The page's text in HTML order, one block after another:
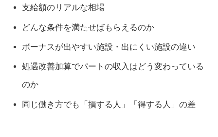
支給額のリアルな相場
どんな条件を満たせばもらえるのか
ボーナスが出やすい施設・出にくい施設の違い
処遇改善加算でパートの収入はどう変わっている
のか
同じ働き方でも「損する人」「得する人」の差